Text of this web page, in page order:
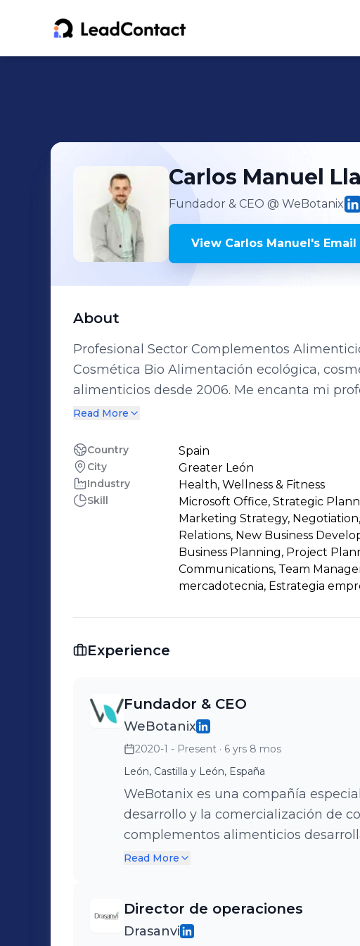
Carlos Manuel
Fundador & CEO @ WeBotanix
View Carlos Manuel's Email
About
Profesional Sector Complementos
Cosmética Bio Alimentación ecológica, cosmética orgánica y complementos
alimenticios desde 2006. Me encanta mi profesión e intento mantenerme
actualizado sobre marcas, tendencias y
sigo aprendiendo y creciendo dentro del
alimenticios. También colaboro de manera externa en el desarrollo de líneas o
productos para otras marcas, así como
de productos naturales en España.
Read More
Country Spain
City Greater León
Industry Health, Wellness & Fitness
Skill
Microsoft Office, Strategic
Marketing Strategy,
Relations, New Business
Business Planning, Project
Communications, Team
mercadotecnia, Estrategia
Experience
Fundador & CEO
WeBotanix
2020-1 - Present · 6 yrs 8 mos
León, Castilla y León, España
WeBotanix es una compañía
desarrollo y la comercialización de
complementos alimenticios
científica. Nacimos como startup 100% especializada en Cannabis y
nuestro campo de actuación,
de 30 referencias indiferentes categorías. Apostamos
Read More
Director de operaciones
Drasanvi